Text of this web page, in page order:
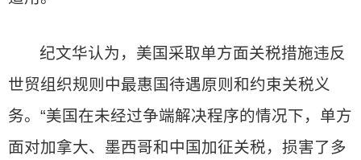
纪文华认为，美国采取单方面关税措施违反
世贸组织规则中最惠国待遇原则和约束关税义
务。“美国在未经过争端解决程序的情况下，单方
面对加拿大、墨西哥和中国加征关税，损害了多